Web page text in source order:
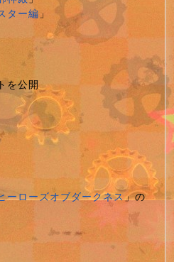
ター編」
を公開
ローズオブダークネス」の